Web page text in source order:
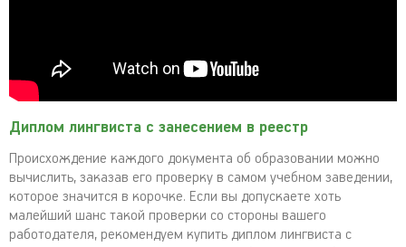
Диплом лингвиста с занесением в реестр
Происхождение каждого документа об образовании можно
вычислить, заказав его проверку в самом учебном заведении,
которое значится в корочке. Если вы допускаете хоть
малейший шанс такой проверки со стороны вашего
работодателя, рекомендуем купить диплом лингвиста с